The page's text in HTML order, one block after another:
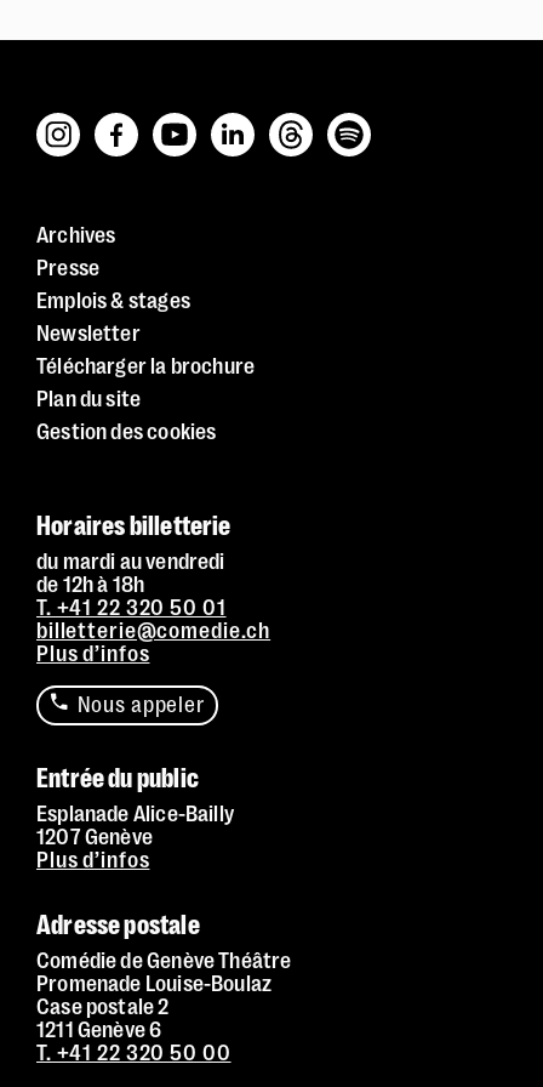
Taille du texte :
Contrastes :par défaut
Archives
Presse
Emplois & stages
Newsletter
Télécharger la brochure
Plan du site
Gestion des cookies
Horaires billetterie
du mardi au vendredi
de 12h à 18h
T. +41 22 320 50 01
billetterie@comedie.ch
Plus d’infos
Nous appeler
Entrée du public
Esplanade Alice-Bailly
1207 Genève
Plus d’infos
Adresse postale
Comédie de Genève Théâtre
Promenade Louise-Boulaz
Case postale 2
1211 Genève 6
T. +41 22 320 50 00